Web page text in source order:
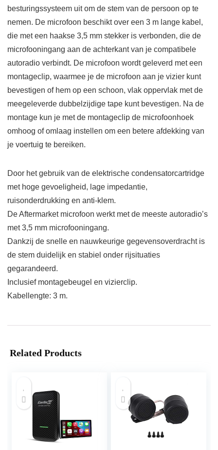
besturingssysteem uit om de stem van de persoon op te
nemen. De microfoon beschikt over een 3 m lange kabel,
die met een haakse 3,5 mm stekker is verbonden, die de
microfooningang aan de achterkant van je compatibele
autoradio verbindt. De microfoon wordt geleverd met een
montageclip, waarmee je de microfoon aan je vizier kunt
bevestigen of hem op een schoon, vlak oppervlak met de
meegeleverde dubbelzijdige tape kunt bevestigen. Na de
montage kun je met de montageclip de microfoonhoek
omhoog of omlaag instellen om een betere afdekking van
je voertuig te bereiken.
Door het gebruik van de elektrische condensatorcartridge
met hoge gevoeligheid, lage impedantie,
ruisonderdrukking en anti-klem.
De Aftermarket microfoon werkt met de meeste autoradio’s
met 3,5 mm microfooningang.
Dankzij de snelle en nauwkeurige gegevensoverdracht is
de stem duidelijk en stabiel onder rijsituaties
gegarandeerd.
Inclusief montagebeugel en vizierclip.
Kabellengte: 3 m.
Related Products